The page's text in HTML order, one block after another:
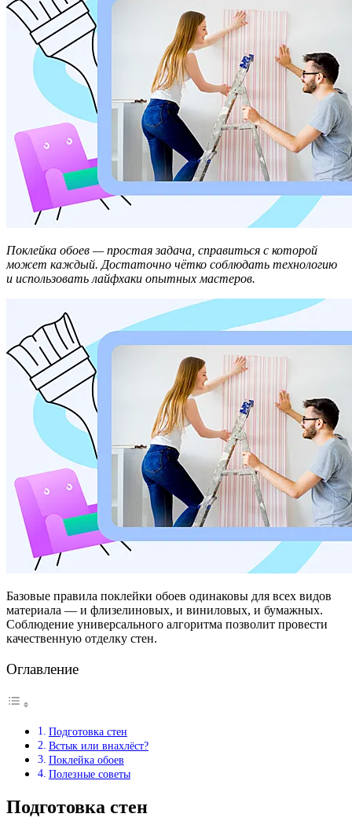
Поклейка обоев — простая задача, справиться с которой
может каждый. Достаточно чётко соблюдать технологию
и использовать лайфхаки опытных мастеров.
Базовые правила поклейки обоев одинаковы для всех видов
материала — и флизелиновых, и виниловых, и бумажных.
Соблюдение универсального алгоритма позволит провести
качественную отделку стен.
Оглавление
Подготовка стен
Встык или внахлёст?
Поклейка обоев
Полезные советы
Подготовка стен